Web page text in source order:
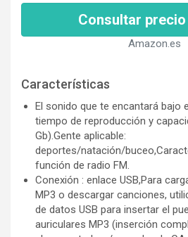
Consultar
Amazon.es
Características
El sonido que te encantará bajo
tiempo de reproducción y
Gb).Gente aplicable:
deportes/natación/
función de radio FM.
Conexión : enlace USB,Para
MP3 o descargar canciones,
de datos USB para insertar el
auriculares MP3 (inserción